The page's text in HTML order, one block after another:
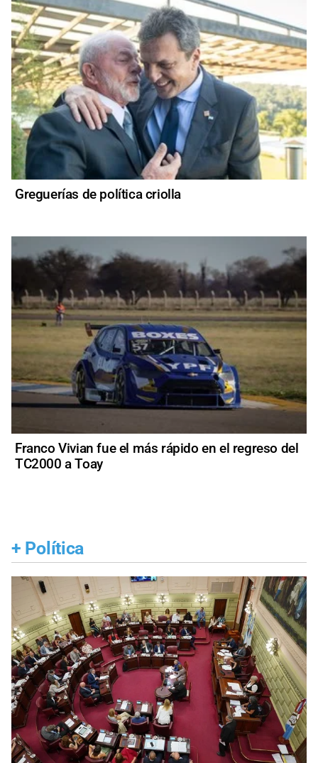
Greguerías de política criolla
Franco Vivian fue el más rápido en el regreso del
TC2000 a Toay
+ Política